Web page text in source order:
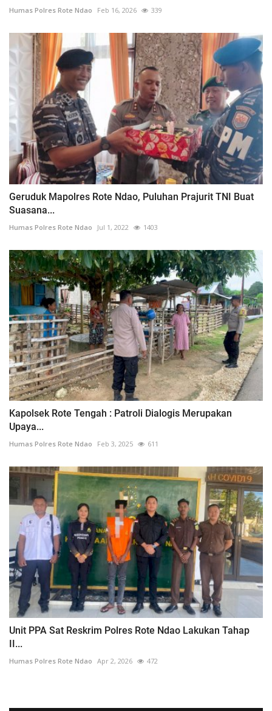
Humas Polres Rote Ndao Feb 16, 2026 339
Geruduk Mapolres Rote Ndao, Puluhan Prajurit TNI Buat
Suasana...
Humas Polres Rote Ndao Jul 1, 2022 1403
Kapolsek Rote Tengah : Patroli Dialogis Merupakan
Upaya...
Humas Polres Rote Ndao Feb 3, 2025 611
Unit PPA Sat Reskrim Polres Rote Ndao Lakukan Tahap
II...
Humas Polres Rote Ndao Apr 2, 2026 472